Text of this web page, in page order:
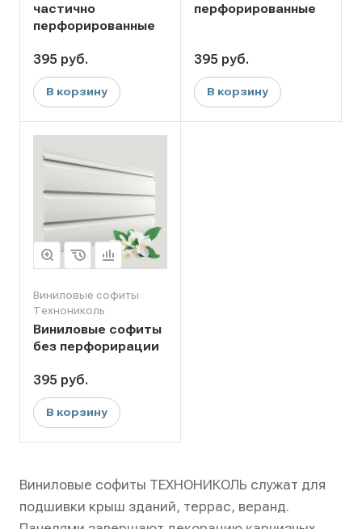
частично
перфорированные
395 руб.
В корзину
перфорированные
395 руб.
В корзину
Виниловые софиты
Технониколь
Виниловые софиты
без перфорирации
395 руб.
В корзину
Виниловые софиты ТЕХНОНИКОЛЬ служат для
подшивки крыш зданий, террас, веранд.